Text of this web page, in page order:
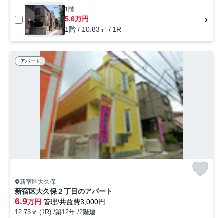
1階
5.6万円
1階 / 10.83㎡ / 1R
アパート
新宿区大久保
新宿区大久保２丁目のアパート
6.9万円 管理/共益費3,000円
12.73㎡ (1R) /築12年 /2階建